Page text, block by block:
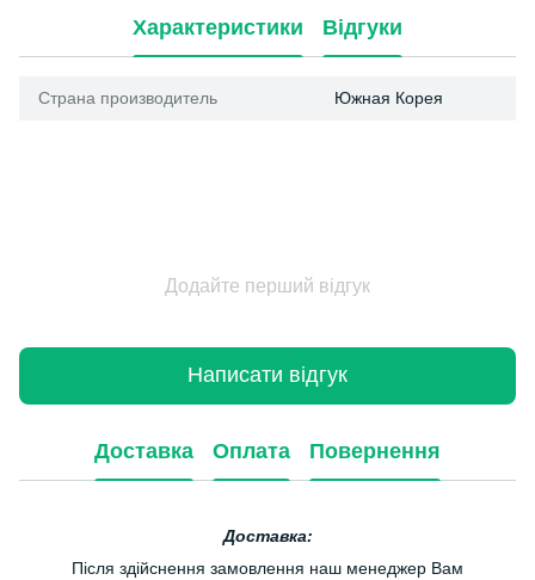
Характеристики Відгуки
Страна производитель Южная Корея
Додайте перший відгук
Написати відгук
Доставка Оплата Повернення
Доставка:
Після здійснення замовлення наш менеджер Вам